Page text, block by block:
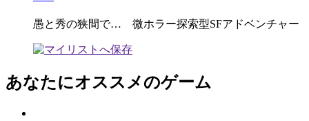
愚と秀の狭間で… 微ホラー探索型SFアドベンチャー
あなたにオススメのゲーム